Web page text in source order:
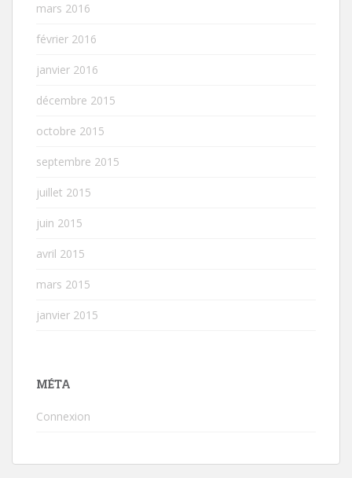
mars 2016
février 2016
janvier 2016
décembre 2015
octobre 2015
septembre 2015
juillet 2015
juin 2015
avril 2015
mars 2015
janvier 2015
MÉTA
Connexion